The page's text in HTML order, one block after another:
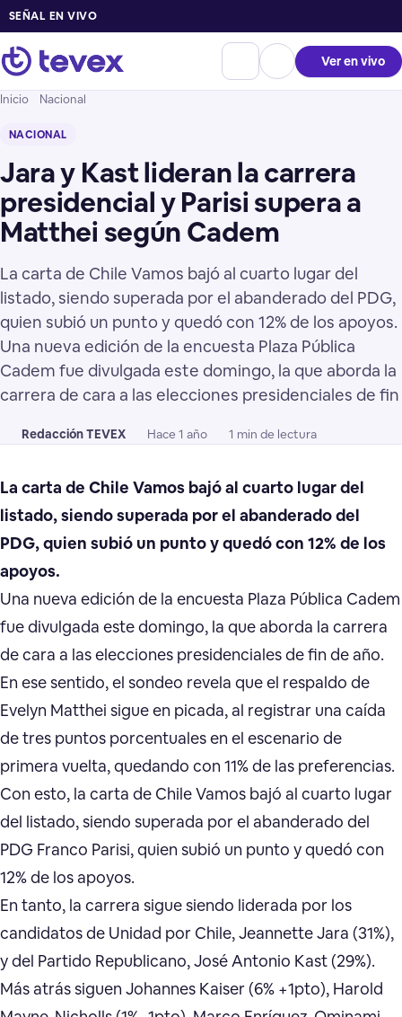
SEÑAL EN VIVO
Ver en vivo
Inicio Nacional
NACIONAL
Jara y Kast lideran la carrera
presidencial y Parisi supera a
Matthei según Cadem
La carta de Chile Vamos bajó al cuarto lugar del
listado, siendo superada por el abanderado del PDG,
quien subió un punto y quedó con 12% de los apoyos.
Una nueva edición de la encuesta Plaza Pública
Cadem fue divulgada este domingo, la que aborda la
carrera de cara a las elecciones presidenciales de fin
Redacción TEVEX Hace 1 año 1 min de lectura
La carta de Chile Vamos bajó al cuarto lugar del
listado, siendo superada por el abanderado del
PDG, quien subió un punto y quedó con 12% de los
apoyos.
Una nueva edición de la encuesta Plaza Pública Cadem
fue divulgada este domingo, la que aborda la carrera
de cara a las elecciones presidenciales de fin de año.
En ese sentido, el sondeo revela que el respaldo de
Evelyn Matthei sigue en picada, al registrar una caída
de tres puntos porcentuales en el escenario de
primera vuelta, quedando con 11% de las preferencias.
Con esto, la carta de Chile Vamos bajó al cuarto lugar
del listado, siendo superada por el abanderado del
PDG Franco Parisi, quien subió un punto y quedó con
12% de los apoyos.
En tanto, la carrera sigue siendo liderada por los
candidatos de Unidad por Chile, Jeannette Jara (31%),
y del Partido Republicano, José Antonio Kast (29%).
Más atrás siguen Johannes Kaiser (6% +1pto), Harold